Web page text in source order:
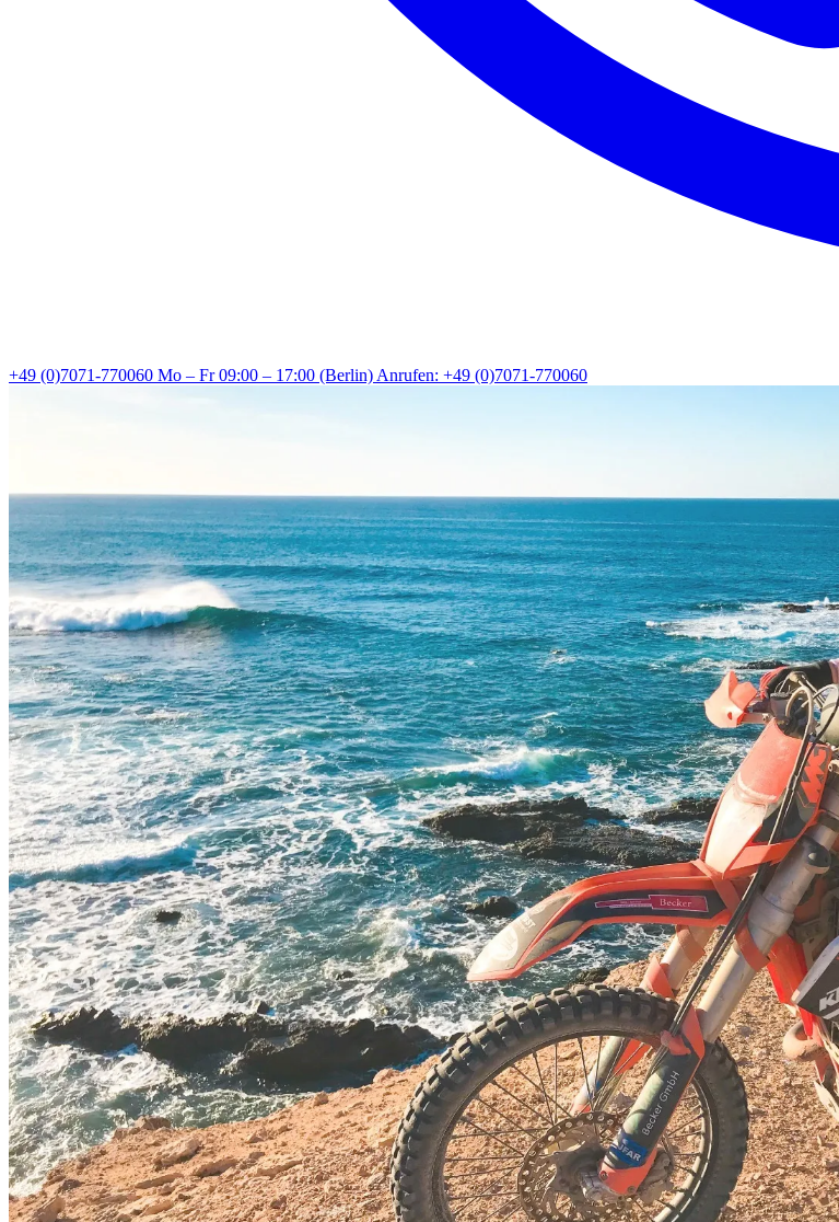
+49 (0)7071-770060 Mo – Fr 09:00 – 17:00 (Berlin) Anrufen: +49 (0)7071-770060